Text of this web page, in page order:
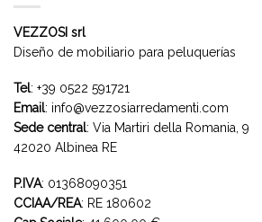
VEZZOSI srl
Diseño de mobiliario para peluquerías
Tel: +39 0522 591721
Email: info@vezzosiarredamenti.com
Sede central: Via Martiri della Romania, 9
42020 Albinea RE
P.IVA: 01368090351
CCIAA/REA: RE 180602